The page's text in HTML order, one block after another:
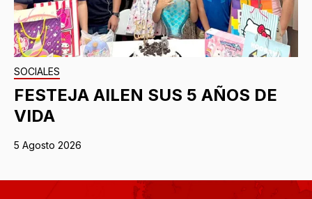
SOCIALES
FESTEJA AILEN SUS 5 AÑOS DE
VIDA
5 Agosto 2026